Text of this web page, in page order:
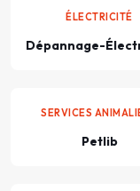
ÉLECTRICITÉ
Dépannage-
SERVICES
Petlib